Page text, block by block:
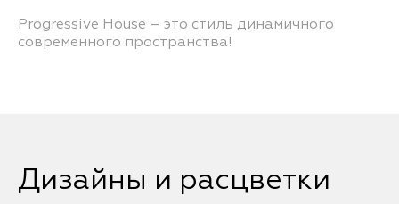
Progressive House – это стиль динамичного
современного пространства!
Дизайны и расцветки